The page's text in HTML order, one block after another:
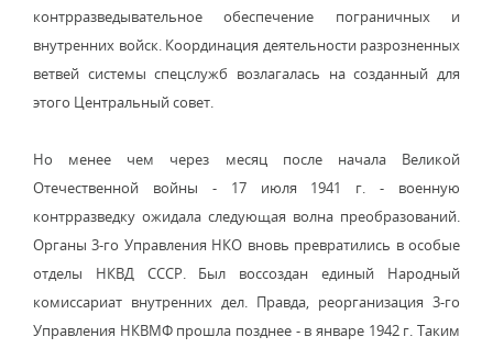
контрразведывательное обеспечение пограничных и
внутренних войск. Координация деятельности разрозненных
ветвей системы спецслужб возлагалась на созданный для
этого Центральный совет.
Но менее чем через месяц после начала Великой
Отечественной войны - 17 июля 1941 г. - военную
контрразведку ожидала следующая волна преобразований.
Органы 3-го Управления НКО вновь превратились в особые
отделы НКВД СССР. Был воссоздан единый Народный
комиссариат внутренних дел. Правда, реорганизация 3-го
Управления НКВМФ прошла позднее - в январе 1942 г. Таким